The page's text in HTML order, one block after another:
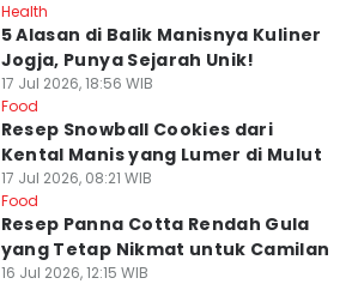
Health
5 Alasan di Balik Manisnya Kuliner
Jogja, Punya Sejarah Unik!
17 Jul 2026, 18:56 WIB
Food
Resep Snowball Cookies dari
Kental Manis yang Lumer di Mulut
17 Jul 2026, 08:21 WIB
Food
Resep Panna Cotta Rendah Gula
yang Tetap Nikmat untuk Camilan
16 Jul 2026, 12:15 WIB